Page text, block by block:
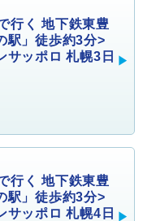
行く 地下鉄東豊
駅」徒歩約3分>
サッポロ 札幌3日
行く 地下鉄東豊
駅」徒歩約3分>
サッポロ 札幌4日